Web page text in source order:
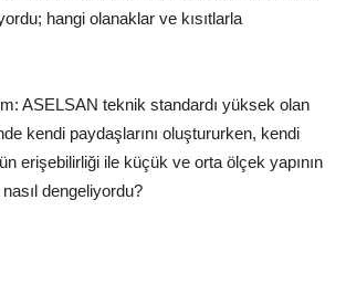
hangi olanaklar ve kısıtlarla
ASELSAN teknik standardı yüksek olan
kendi paydaşlarını oluştururken, kendi
erişebilirliği ile küçük ve orta ölçek yapının
nasıl dengeliyordu?